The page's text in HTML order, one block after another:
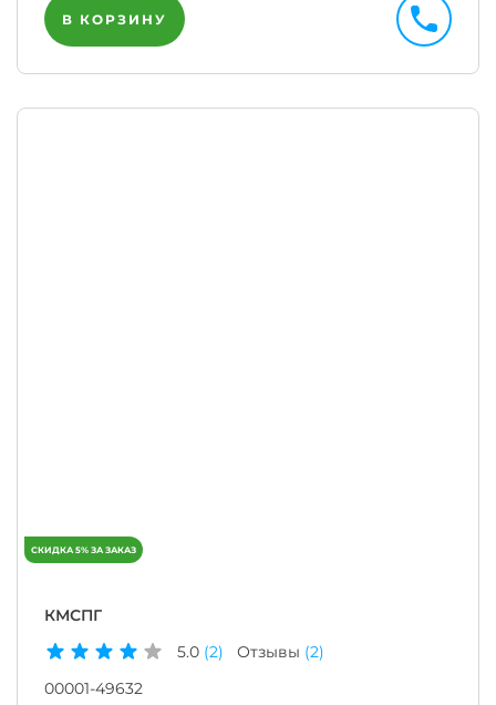
В КОРЗИНУ
КМСПГ
5.0 (2) Отзывы (2)
00001-49632